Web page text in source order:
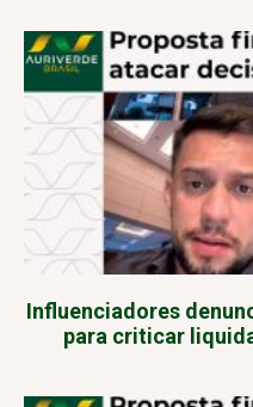
Influenciadores
para criticar